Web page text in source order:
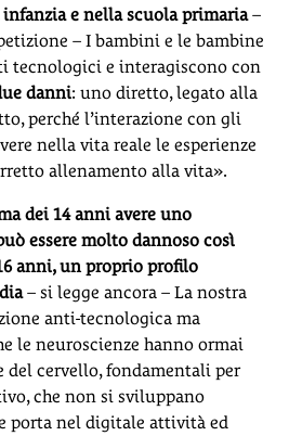
e nella scuola primaria–
– I bambini e le bambine
tecnologici e interagiscono con
danni: uno diretto, legato alla
perché l’interazione con gli
nella vita reale le esperienze
allenamento alla vita».
dei 14 anni avere uno
essere molto dannoso così
anni, un proprio profilo
– si legge ancora – La nostra
anti-tecnologica ma
le neuroscienze hanno ormai
del cervello, fondamentali per
che non si sviluppano
porta nel digitale attività ed